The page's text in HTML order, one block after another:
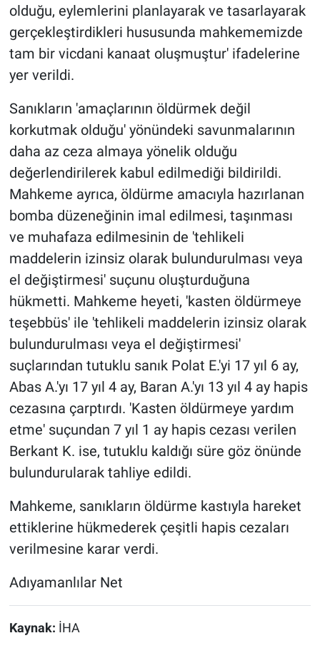
olduğu, eylemlerini planlayarak ve tasarlayarak
gerçekleştirdikleri hususunda mahkememizde
tam bir vicdani kanaat oluşmuştur' ifadelerine
yer verildi.
Sanıkların 'amaçlarının öldürmek değil
korkutmak olduğu' yönündeki savunmalarının
daha az ceza almaya yönelik olduğu
değerlendirilerek kabul edilmediği bildirildi.
Mahkeme ayrıca, öldürme amacıyla hazırlanan
bomba düzeneğinin imal edilmesi, taşınması
ve muhafaza edilmesinin de 'tehlikeli
maddelerin izinsiz olarak bulundurulması veya
el değiştirmesi' suçunu oluşturduğuna
hükmetti. Mahkeme heyeti, 'kasten öldürmeye
teşebbüs' ile 'tehlikeli maddelerin izinsiz olarak
bulundurulması veya el değiştirmesi'
suçlarından tutuklu sanık Polat E.'yi 17 yıl 6 ay,
Abas A.'yı 17 yıl 4 ay, Baran A.'yı 13 yıl 4 ay hapis
cezasına çarptırdı. 'Kasten öldürmeye yardım
etme' suçundan 7 yıl 1 ay hapis cezası verilen
Berkant K. ise, tutuklu kaldığı süre göz önünde
bulundurularak tahliye edildi.
Mahkeme, sanıkların öldürme kastıyla hareket
ettiklerine hükmederek çeşitli hapis cezaları
verilmesine karar verdi.
Adıyamanlılar Net
Kaynak: İHA